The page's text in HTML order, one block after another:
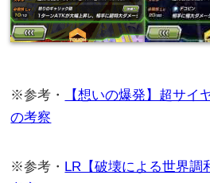
※参考・
【想いの爆発】超サイ
の考察
※参考・ LR【破壊による世界調